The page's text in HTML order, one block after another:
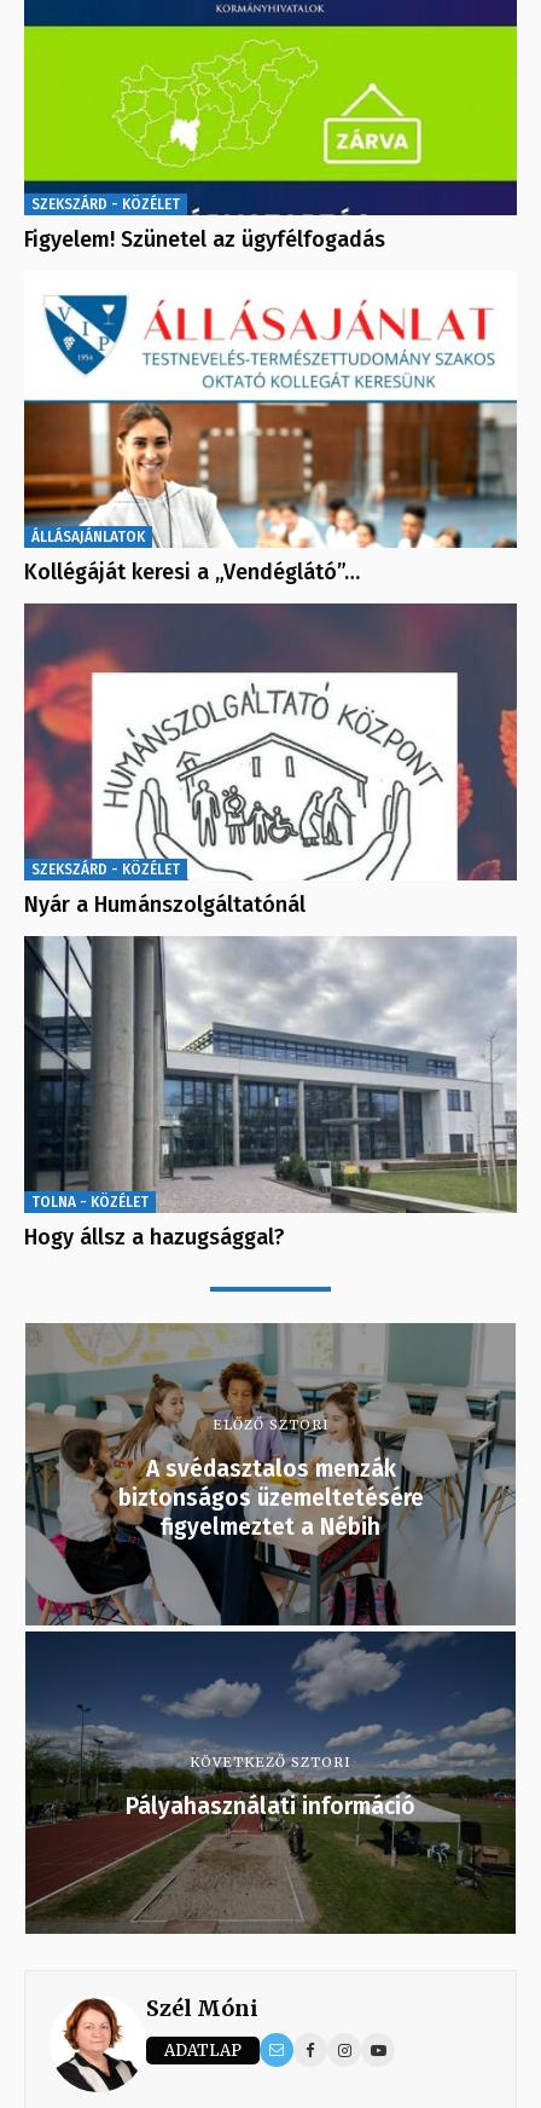
SZEKSZÁRD - KÖZÉLET
Figyelem! Szünetel az ügyfélfogadás
ÁLLÁSAJÁNLATOK
Kollégáját keresi a „Vendéglátó”…
SZEKSZÁRD - KÖZÉLET
Nyár a Humánszolgáltatónál
TOLNA - KÖZÉLET
Hogy állsz a hazugsággal?
ELŐZŐ SZTORI
A svédasztalos menzák
biztonságos üzemeltetésére
figyelmeztet a Nébih
KÖVETKEZŐ SZTORI
Pályahasználati információ
Szél Móni
ADATLAP